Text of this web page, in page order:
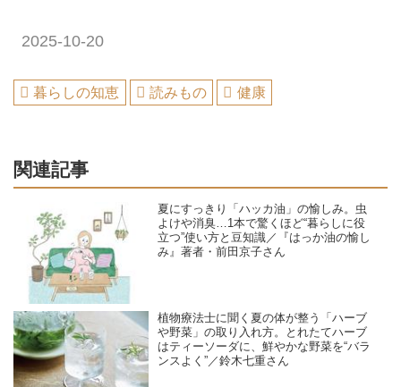
2025-10-20
暮らしの知恵 読みもの 健康
関連記事
夏にすっきり「ハッカ油」の愉しみ。虫
よけや消臭…1本で驚くほど“暮らしに役
立つ”使い方と豆知識／『はっか油の愉し
み』著者・前田京子さん
植物療法士に聞く夏の体が整う「ハーブ
や野菜」の取り入れ方。とれたてハーブ
はティーソーダに、鮮やかな野菜を“バラ
ンスよく”／鈴木七重さん